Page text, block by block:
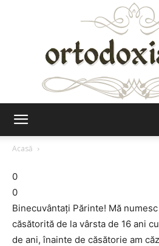
Acasă
0
0
Binecuvântaţi Părinte! Mă
căsătorită de la vârsta de 16 ani
de ani, înainte de căsătorie am